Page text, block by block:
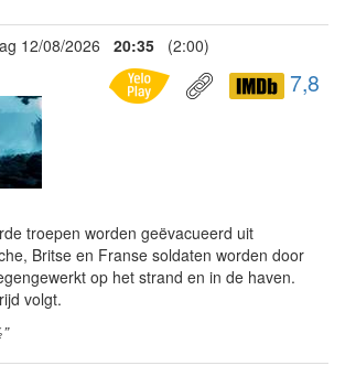
12/08/2026 20:35 (2:00)
7,8
troepen worden geëvacueerd uit
Britse en Franse soldaten worden door
op het strand en in de haven.
volgt.